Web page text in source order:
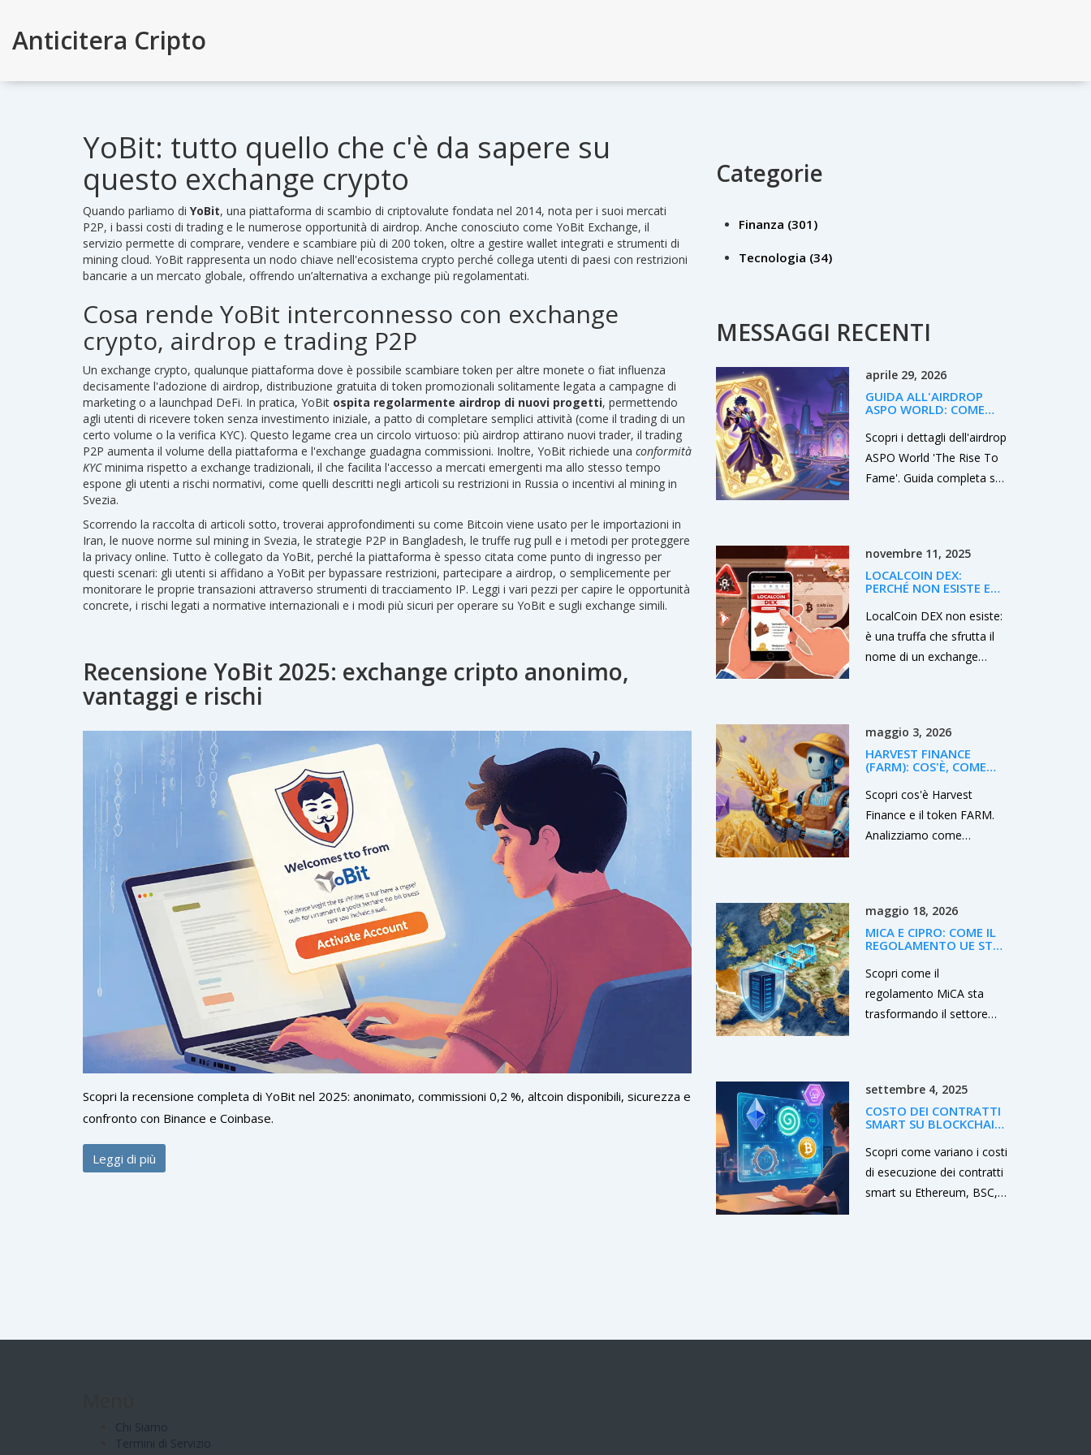
Anticitera Cripto
YoBit: tutto quello che c'è da sapere su
questo exchange crypto
Quando parliamo di YoBit, una piattaforma di scambio di criptovalute fondata nel 2014, nota per i suoi mercati
P2P, i bassi costi di trading e le numerose opportunità di airdrop. Anche conosciuto come YoBit Exchange, il
servizio permette di comprare, vendere e scambiare più di 200 token, oltre a gestire wallet integrati e strumenti di
mining cloud. YoBit rappresenta un nodo chiave nell'ecosistema crypto perché collega utenti di paesi con restrizioni
bancarie a un mercato globale, offrendo un’alternativa a exchange più regolamentati.
Cosa rende YoBit interconnesso con exchange
crypto, airdrop e trading P2P
Un exchange crypto, qualunque piattaforma dove è possibile scambiare token per altre monete o fiat influenza
decisamente l'adozione di airdrop, distribuzione gratuita di token promozionali solitamente legata a campagne di
marketing o a launchpad DeFi. In pratica, YoBit ospita regolarmente airdrop di nuovi progetti, permettendo
agli utenti di ricevere token senza investimento iniziale, a patto di completare semplici attività (come il trading di un
certo volume o la verifica KYC). Questo legame crea un circolo virtuoso: più airdrop attirano nuovi trader, il trading
P2P aumenta il volume della piattaforma e l'exchange guadagna commissioni. Inoltre, YoBit richiede una conformità
KYCminima rispetto a exchange tradizionali, il che facilita l'accesso a mercati emergenti ma allo stesso tempo
espone gli utenti a rischi normativi, come quelli descritti negli articoli su restrizioni in Russia o incentivi al mining in
Svezia.
Scorrendo la raccolta di articoli sotto, troverai approfondimenti su come Bitcoin viene usato per le importazioni in
Iran, le nuove norme sul mining in Svezia, le strategie P2P in Bangladesh, le truffe rug pull e i metodi per proteggere
la privacy online. Tutto è collegato da YoBit, perché la piattaforma è spesso citata come punto di ingresso per
questi scenari: gli utenti si affidano a YoBit per bypassare restrizioni, partecipare a airdrop, o semplicemente per
monitorare le proprie transazioni attraverso strumenti di tracciamento IP. Leggi i vari pezzi per capire le opportunità
concrete, i rischi legati a normative internazionali e i modi più sicuri per operare su YoBit e sugli exchange simili.
Recensione YoBit 2025: exchange cripto anonimo,
vantaggi e rischi
Scopri la recensione completa di YoBit nel 2025: anonimato, commissioni 0,2 %, altcoin disponibili, sicurezza e
confronto con Binance e Coinbase.
Leggi di più
Categorie
Finanza (301)
Tecnologia (34)
MESSAGGI RECENTI
aprile 29, 2026
GUIDA ALL'AIRDROP
ASPO WORLD: COME
TO FAME
Scopri i dettagli dell'airdrop
ASPO World 'The Rise To
Fame'. Guida completa su
strategico card game.
novembre 11, 2025
LOCALCOIN DEX:
PERCHÉ NON ESISTE E
TRUFFA
LocalCoin DEX non esiste:
è una truffa che sfrutta il
nome di un exchange
quali DEX veri usare nel
2025.
maggio 3, 2026
HARVEST FINANCE
(FARM): COS'È, COME
CONOSCERE
Scopri cos'è Harvest
Finance e il token FARM.
Analizziamo come
confrontarlo con
competitor come Yearn.
maggio 18, 2026
MICA E CIPRO: COME IL
REGOLAMENTO UE STA
CRYPTO
Scopri come il
regolamento MiCA sta
trasformando il settore
e opportunità future per il
2026.
settembre 4, 2025
COSTO DEI CONTRATTI
SMART SU BLOCKCHAIN:
Scopri come variano i costi
di esecuzione dei contratti
smart su Ethereum, BSC,
Chi Siamo
Termini di Servizio